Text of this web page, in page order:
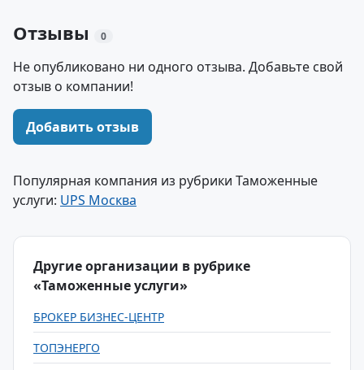
Отзывы 0
Не опубликовано ни одного отзыва. Добавьте свой
отзыв о компании!
Добавить отзыв
Популярная компания из рубрики Таможенные
услуги: UPS Москва
Другие организации в рубрике
«Таможенные услуги»
БРОКЕР БИЗНЕС-ЦЕНТР
ТОПЭНЕРГО